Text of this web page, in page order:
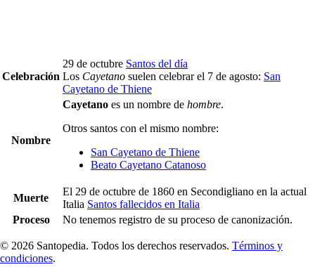
Celebración
29 de octubre Santos del día
Los Cayetano suelen celebrar el 7 de agosto: San
Cayetano de Thiene
Nombre
Cayetano es un nombre de hombre.
Otros santos con el mismo nombre:
San Cayetano de Thiene
Beato Cayetano Catanoso
Muerte
el 29 de octubre de 1860 en Secondigliano en la actual
Italia Santos fallecidos en Italia
Proceso
No tenemos registro de su proceso de canonización.
© 2026 Santopedia. Todos los derechos reservados. Términos y
condiciones.